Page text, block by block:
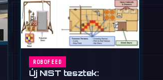
ROBOFEED
Új NIST tesztek: